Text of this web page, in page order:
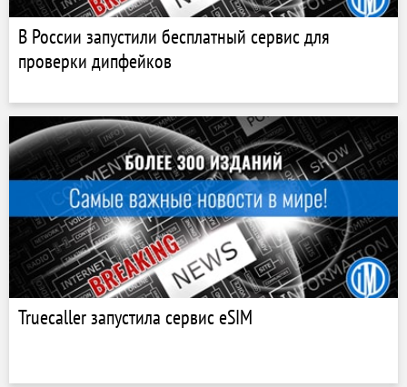
В России запустили бесплатный сервис для
проверки дипфейков
Truecaller запустила сервис eSIM